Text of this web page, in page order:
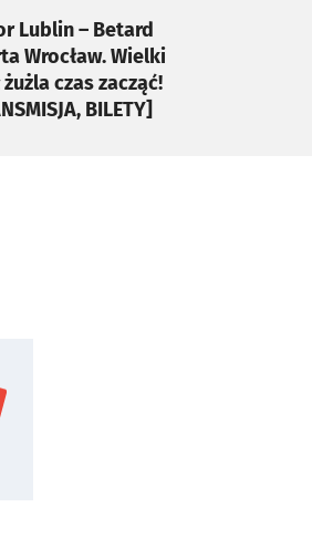
Lublin – Betard
Wrocław. Wielki
żużla czas zacząć!
BILETY]
news